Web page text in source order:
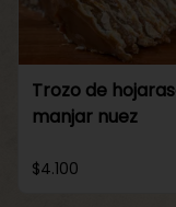
Trozo de
manjar nuez
$4.100